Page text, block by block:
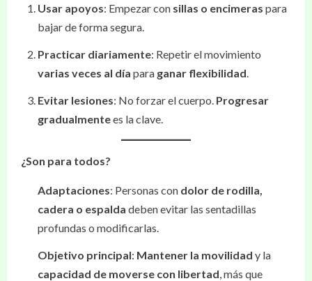
Usar apoyos: Empezar con sillas o encimeras para
bajar de forma segura.
Practicar diariamente: Repetir el movimiento
varias veces al día para ganar flexibilidad.
Evitar lesiones: No forzar el cuerpo. Progresar
gradualmentees la clave.
¿Son para todos?
Adaptaciones: Personas con dolor de rodilla,
cadera o espalda deben evitar las sentadillas
profundas o modificarlas.
Objetivo principal: Mantener la movilidad y la
capacidad de moverse con libertad, más que